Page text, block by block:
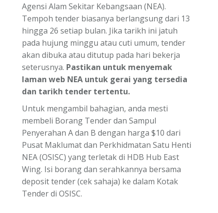
Agensi Alam Sekitar Kebangsaan (NEA).
Tempoh tender biasanya berlangsung dari 13
hingga 26 setiap bulan. Jika tarikh ini jatuh
pada hujung minggu atau cuti umum, tender
akan dibuka atau ditutup pada hari bekerja
seterusnya. Pastikan untuk menyemak
laman web NEA untuk gerai yang tersedia
dan tarikh tender tertentu.
Untuk mengambil bahagian, anda mesti
membeli Borang Tender dan Sampul
Penyerahan A dan B dengan harga $10 dari
Pusat Maklumat dan Perkhidmatan Satu Henti
NEA (OSISC) yang terletak di HDB Hub East
Wing. Isi borang dan serahkannya bersama
deposit tender (cek sahaja) ke dalam Kotak
Tender di OSISC.